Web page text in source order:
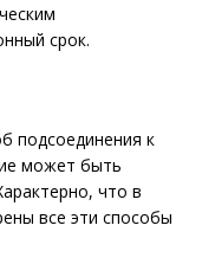
срок.
подсоединения к
может быть
что в
все эти способы